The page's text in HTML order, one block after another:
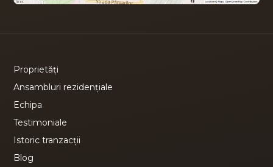
Proprietăți
Ansambluri rezidențiale
Echipa
Testimoniale
Istoric tranzacții
Blog